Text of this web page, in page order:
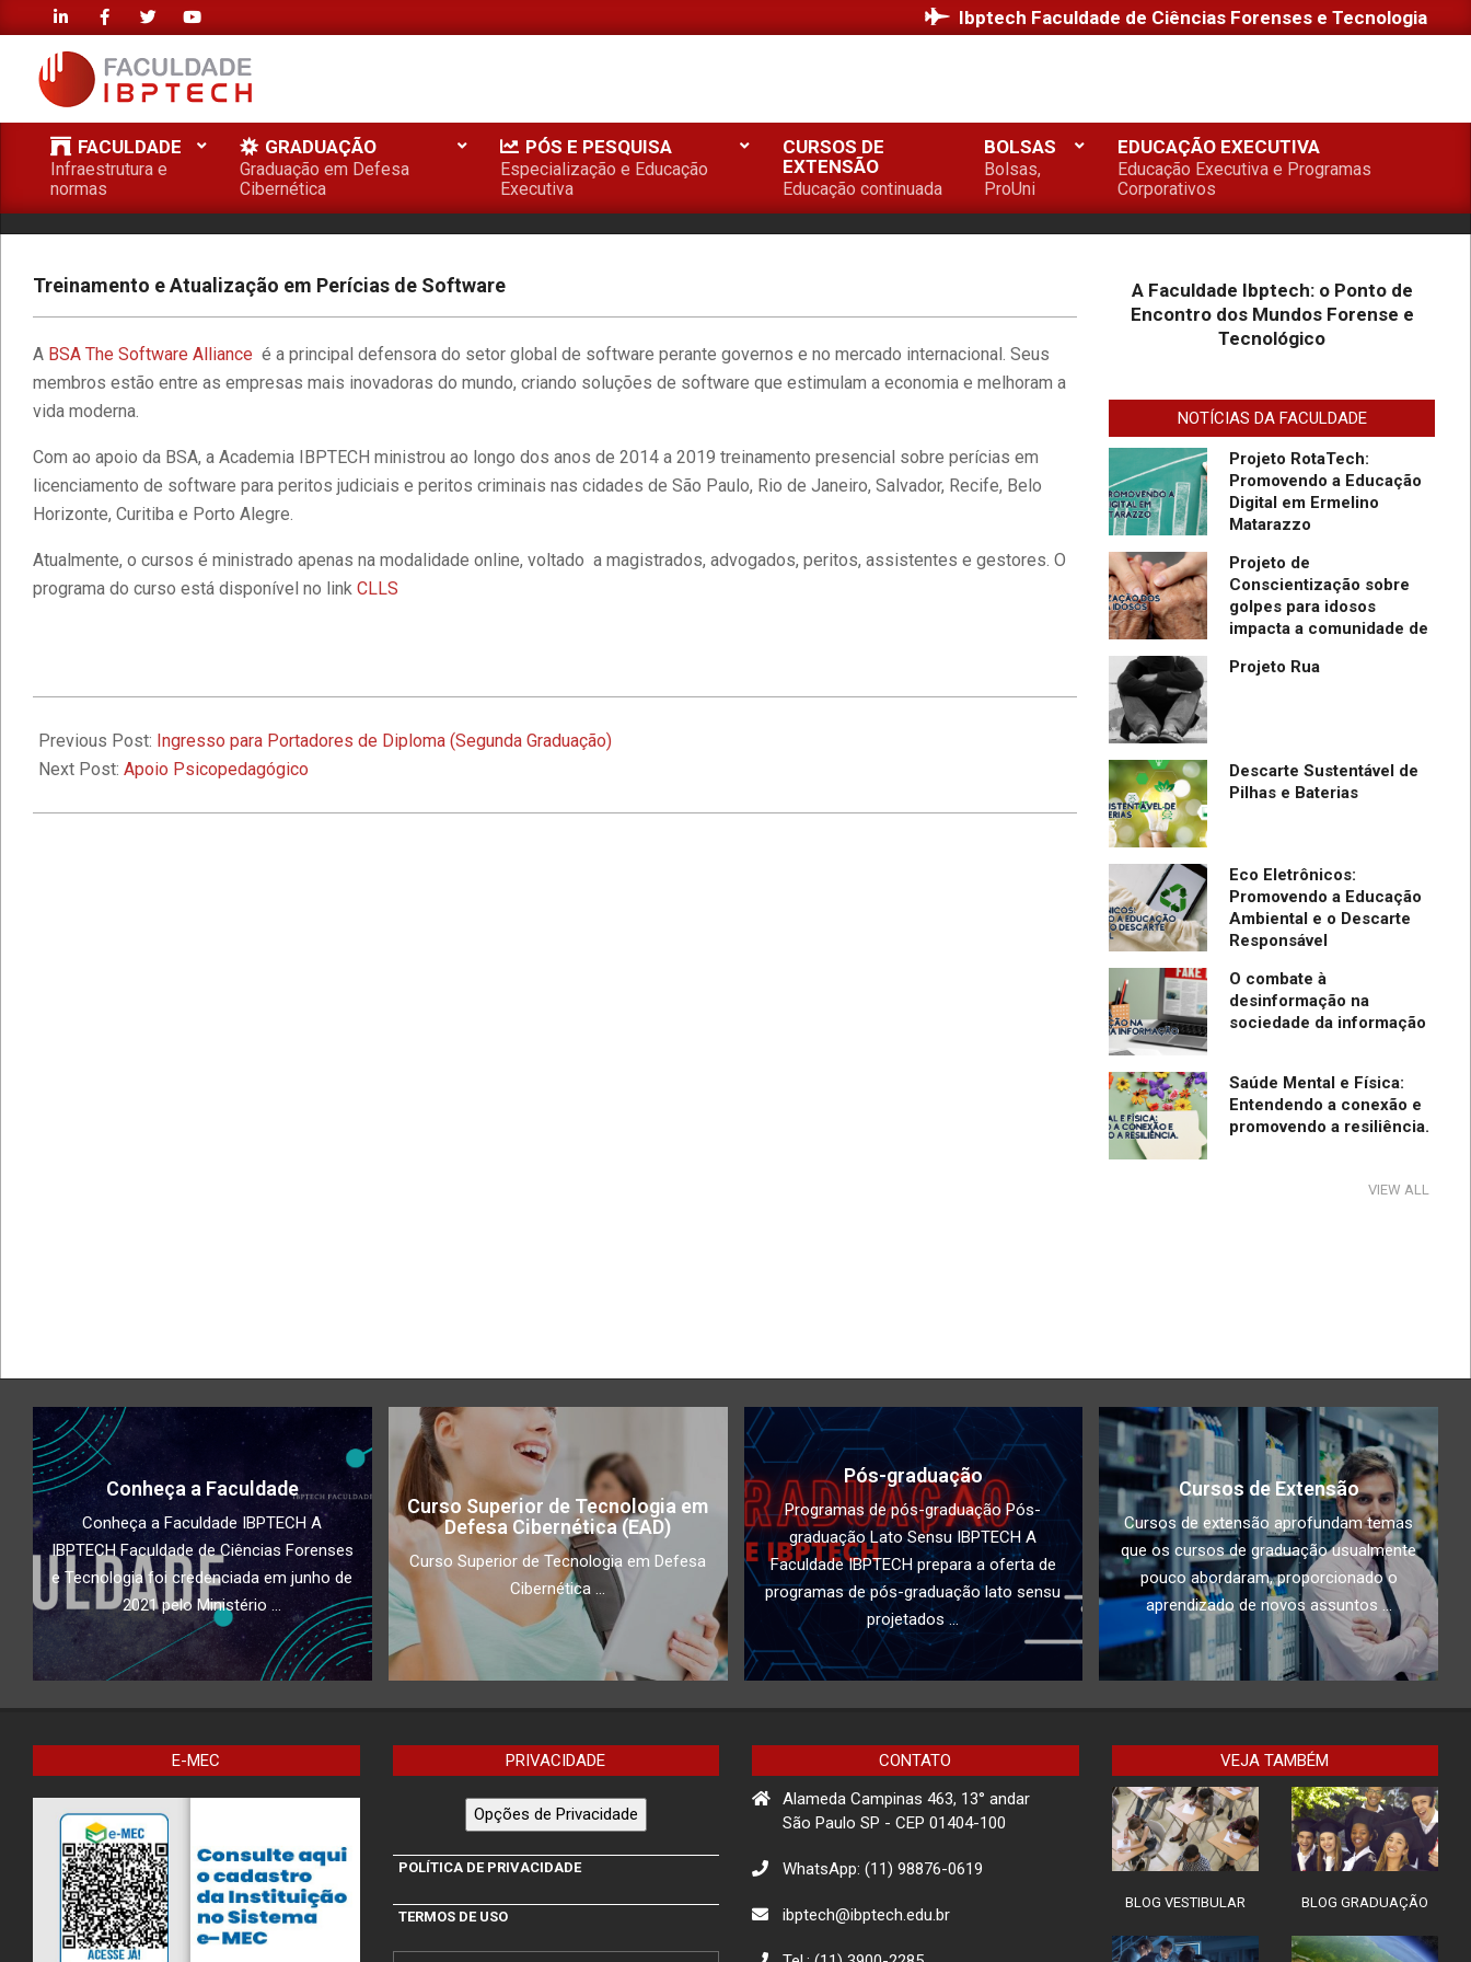
to
content
Ibptech Faculdade de Ciências Forenses e Tecnologia
FACULDADE
IBPTECH
Primary
Navigation
Menu
FACULDADE
Infraestrutura e
normas
GRADUAÇÃO
Graduação em Defesa
Cibernética
PÓS E PESQUISA
Especialização e Educação
Executiva
CURSOS DE
EXTENSÃO
Educação continuada
BOLSAS
Bolsas,
ProUni
EDUCAÇÃO EXECUTIVA
Educação Executiva e Programas
Corporativos
Treinamento e Atualização em Perícias de Software
A BSA The Software Alliance é a principal defensora do setor global de software perante governos e no mercado internacional. Seus
membros estão entre as empresas mais inovadoras do mundo, criando soluções de software que estimulam a economia e melhoram a
vida moderna.
Com ao apoio da BSA, a Academia IBPTECH ministrou ao longo dos anos de 2014 a 2019 treinamento presencial sobre perícias em
licenciamento de software para peritos judiciais e peritos criminais nas cidades de São Paulo, Rio de Janeiro, Salvador, Recife, Belo
Horizonte, Curitiba e Porto Alegre.
Atualmente, o cursos é ministrado apenas na modalidade online, voltado a magistrados, advogados, peritos, assistentes e gestores. O
programa do curso está disponível no link CLLS
10-
25
Previous Post: Ingresso para Portadores de Diploma (Segunda Graduação)
Next Post: Apoio Psicopedagógico
tecnologias para o sucesso
profissional
sobre Tecnologia em SC
A Faculdade Ibptech: o Ponto de
Encontro dos Mundos Forense e
Tecnológico
NOTÍCIAS DA FACULDADE
A Faculdade Ibptech: o
Ponto de Encontro dos
Tecnológico
mensalidades na
Graduação EAD em
Defesa Cibernética para
Turma Agosto/23
Faculdade IBPTECH
Cibernéticos” Para
Promover Segurança na
Internet
Projeto RotaTech:
Promovendo a Educação
Digital em Ermelino
Matarazzo
Projeto de
Conscientização sobre
golpes para idosos
impacta a comunidade de
Projeto Rua
Descarte Sustentável de
Pilhas e Baterias
Eco Eletrônicos:
Promovendo a Educação
Ambiental e o Descarte
Responsável
O combate à
desinformação na
sociedade da informação
Saúde Mental e Física:
Entendendo a conexão e
promovendo a resiliência.
Tecnologia e Direito na
tecnologia na cultura e na
sociedade no período de
pandemia e pós-pandemia
Docente da Faculdade
IBPTECH é convidado
especial em Evento sobre
Tecnologia em SC
Ilha de Marajó
Rota Tech II: Proteção em
Children Security
Desigual à Tecnologia na
VIEW ALL
Conheça a Faculdade
Conheça a Faculdade IBPTECH A
IBPTECH Faculdade de Ciências Forenses
e Tecnologia foi credenciada em junho de
2021 pelo Ministério ...
Curso Superior de Tecnologia em
Defesa Cibernética (EAD)
Curso Superior de Tecnologia em Defesa
Cibernética ...
Pós-graduação
Programas de pós-graduação Pós-
graduação Lato Sensu IBPTECH A
Faculdade IBPTECH prepara a oferta de
programas de pós-graduação lato sensu
projetados ...
Cursos de Extensão
Cursos de extensão aprofundam temas
que os cursos de graduação usualmente
pouco abordaram, proporcionado o
aprendizado de novos assuntos ...
E-MEC PRIVACIDADE
Opções de Privacidade
POLÍTICA DE PRIVACIDADE
TERMOS DE USO
CONTATO
Alameda Campinas 463, 13° andar
São Paulo SP - CEP 01404-100
WhatsApp: (11) 98876-0619
ibptech@ibptech.edu.br
VEJA TAMBÉM
BLOG VESTIBULAR BLOG GRADUAÇÃO